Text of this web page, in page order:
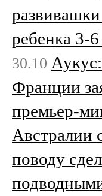
ребенка 3-6
30.10
Франции
премьер-
Австралии
поводу